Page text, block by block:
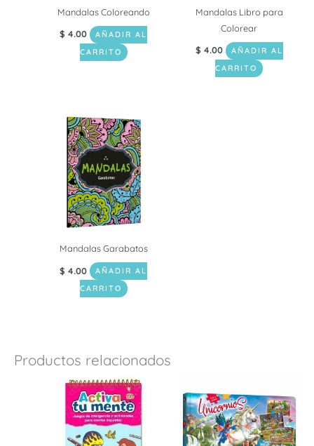
Mandalas Coloreando
$ 4.00
AÑADIR AL
CARRITO
Mandalas Libro para
Colorear
$ 4.00
AÑADIR AL
CARRITO
Mandalas Garabatos
$ 4.00
AÑADIR AL
CARRITO
Productos relacionados